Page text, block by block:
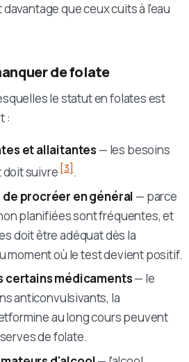
que ceux cuits à l'eau
de folate
le statut en folates est
:
et allaitantes— les besoins
doit suivre [3] .
de procréer en général — parce
planifiées sont fréquentes, et
doit être adéquat dès la
moment où le test devient positif.
certains médicaments— le
anticonvulsivants, la
au long cours peuvent
de folate.